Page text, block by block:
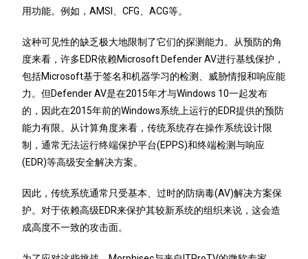
用功能。例如，AMSI、CFG、ACG等。
这种可见性的缺乏极大地限制了它们的探测能力。从预防的角
度来看，许多EDR依赖Microsoft Defender AV进行基线保护，
包括Microsoft基于签名和机器学习的检测、威胁情报和响应能
力。但Defender AV是在2015年才与Windows 10一起发布
的，因此在2015年前的Windows系统上运行的EDR提供的预防
能力有限。从计算角度来看，传统系统存在操作系统设计限
制，通常无法运行终端保护平台(EPPS)和终端检测与响应
(EDR)等高级安全解决方案。
因此，传统系统通常只受基本、过时的防病毒(AV)解决方案保
护。对于依赖高级EDR来保护其较新系统的组织来说，这会造
成高度不一致的攻击面。